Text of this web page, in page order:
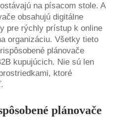
na písacom stole. A
obsahujú digitálne
pre rýchly prístup k online
organizáciu. Všetky tieto
plánovače
kupujúcich. Nie sú len
ktoré
plánovače